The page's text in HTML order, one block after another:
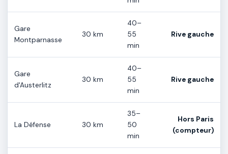
Gare
Montparnasse
30 km
40–
55
min
Rive gauche
Gare
d'Austerlitz
30 km
40–
55
min
Rive gauche
La Défense 30 km
35–
50
min
Hors Paris
(compteur)